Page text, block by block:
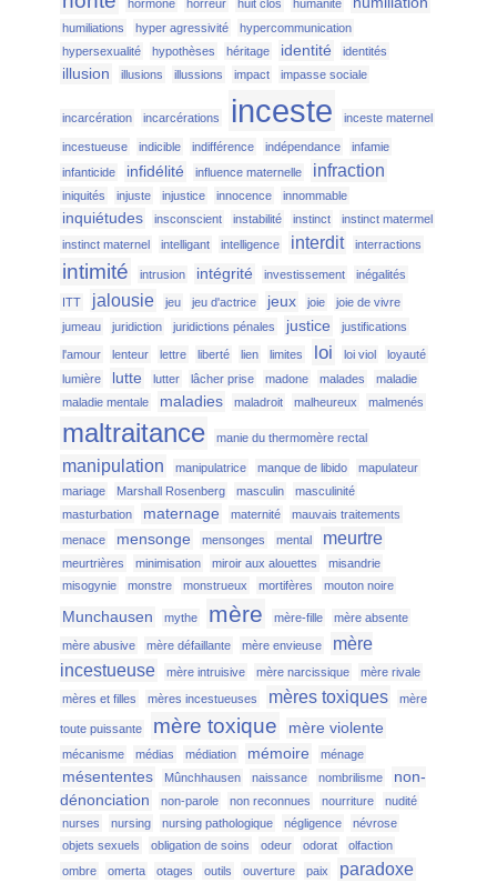
hormone horreur huit clos humanité
humiliations hyper agressivité
hypercommunication
hypersexualité
hypothèses héritage identité identités
illusion illusions illussions impact impasse sociale
incarcération incarcérations inceste inceste maternel
incestueuse indicible indifférence indépendance
infamie
infanticide
infidélité influence maternelle infraction
iniquités injuste injustice innocence innommable
inquiétudes insconscient instabilité instinct
instinct matermel
instinct maternel
intelligant intelligence interdit interractions
intimité intrusion intégrité investissement inégalités
ITT jalousie jeu jeu d'actrice jeux joie
joie de vivre
jumeau
juridiction juridictions pénales justice justifications
l'amour lenteur lettre liberté lien limites loi loi viol
loyauté
lumière
lutte lutter lâcher prise madone malades
maladie
maladie mentale
maladies maladroit malheureux malmenés
maltraitance manie du thermomère rectal
manipulation manipulatrice manque de libido
mapulateur
mariage
Marshall Rosenberg masculin
masculinité
masturbation
maternage maternité
mauvais traitements
menace
mensonge mensonges mental meurtre
meurtrières minimisation miroir aux alouettes
misandrie
misogynie
monstre monstrueux mortifères mouton noire
Munchausen mythe mère mère-fille mère absente
mère abusive mère défaillante mère envieuse
mère
incestueuse
mère intruisive mère narcissique
mère rivale
mères et filles
mères incestueuses mères toxiques mère
toute puissante mère toxique mère violente
mécanisme médias médiation mémoire ménage
mésententes Mûnchhausen naissance nombrilisme
non-
dénonciation
non-parole non reconnues nourriture
nudité
nurses
nursing nursing pathologique négligence
névrose
objets sexuels
obligation de soins odeur odorat
olfaction
ombre
omerta otages outils ouverture paix paradoxe